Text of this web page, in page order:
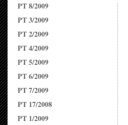
PT 8/2009
PT 3/2009
PT 2/2009
PT 4/2009
PT 5/2009
PT 6/2009
PT 7/2009
PT 17/2008
PT 1/2009